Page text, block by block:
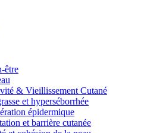
être
& Vieillissement Cutané
et hyperséborrhée
épidermique
et barrière cutanée